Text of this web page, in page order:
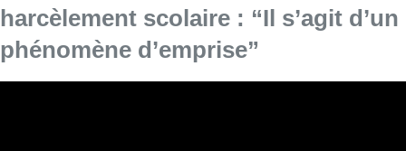
harcèlement scolaire : “Il s’agit d’un
phénomène d’emprise”